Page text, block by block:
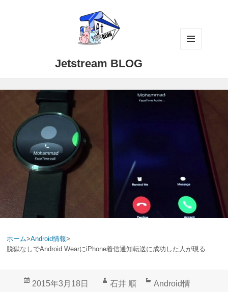
Jetstream BLOG
ホーム>Android情報>
脱獄なしでAndroid WearにiPhone着信通知転送に成功した人が現る
投
2015年3月18日
作
石井 順
カ
Android情